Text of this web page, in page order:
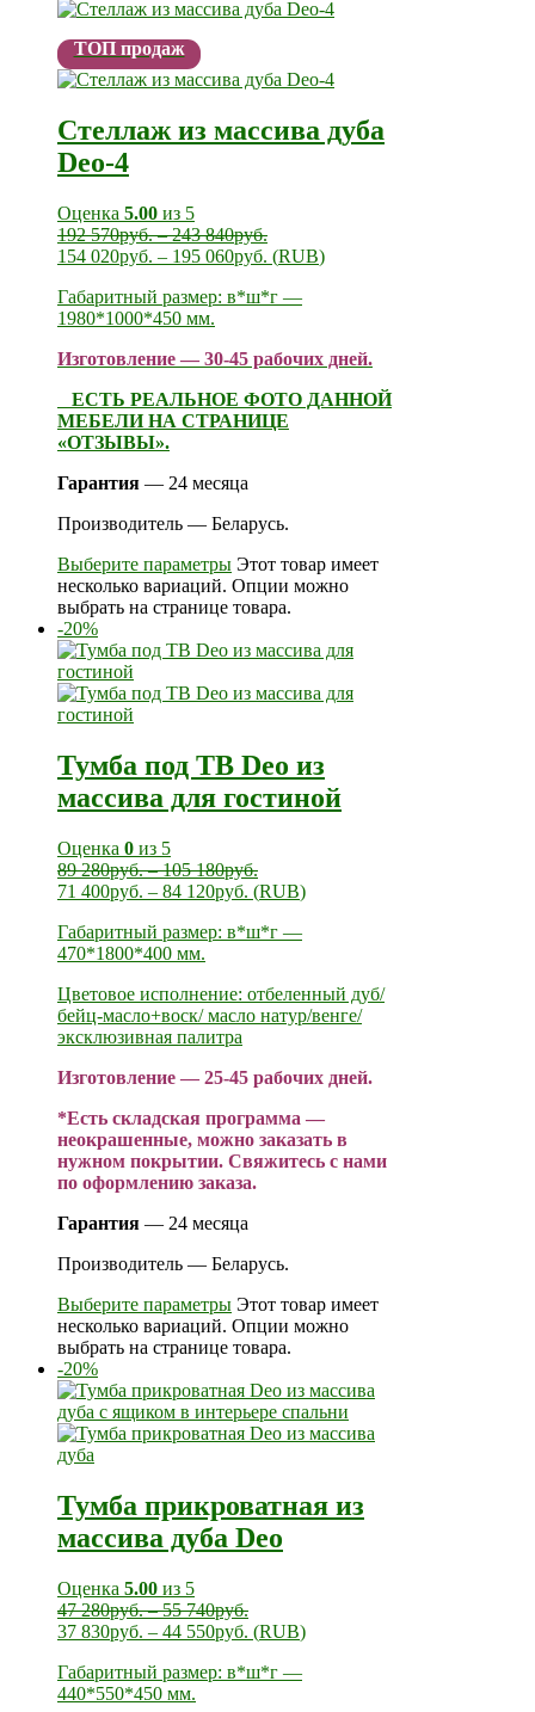
ТОП продаж
Стеллаж из массива дуба
Deo-4
Оценка 5.00 из 5
192 570руб.–243 840руб.
154 020руб. – 195 060руб. (RUB)
Габаритный размер: в*ш*г —
1980*1000*450 мм.
Изготовление — 30-45 рабочих дней.
ЕСТЬ РЕАЛЬНОЕ ФОТО ДАННОЙ
МЕБЕЛИ НА СТРАНИЦЕ
«ОТЗЫВЫ».
Гарантия — 24 месяца
Производитель — Беларусь.
Выберите параметры Этот товар имеет
несколько вариаций. Опции можно
выбрать на странице товара.
-20%
Тумба под ТВ Deo из
массива для гостиной
Оценка 0 из 5
89 280руб.–105 180руб.
71 400руб. – 84 120руб. (RUB)
Габаритный размер: в*ш*г —
470*1800*400 мм.
Цветовое исполнение: отбеленный дуб/
бейц-масло+воск/ масло натур/венге/
эксклюзивная палитра
Изготовление — 25-45 рабочих дней.
*Есть складская программа —
неокрашенные, можно заказать в
нужном покрытии. Свяжитесь с нами
по оформлению заказа.
Гарантия — 24 месяца
Производитель — Беларусь.
Выберите параметры Этот товар имеет
несколько вариаций. Опции можно
выбрать на странице товара.
-20%
Тумба прикроватная из
массива дуба Deo
Оценка 5.00 из 5
47 280руб.–55 740руб.
37 830руб. – 44 550руб. (RUB)
Габаритный размер: в*ш*г —
440*550*450 мм.